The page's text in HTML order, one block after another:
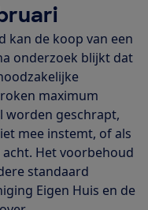
de koop van een
onderzoek blijkt dat
maximum
worden geschrapt,
mee instemt, of als
Het voorbehoud
standaard
Eigen Huis en de